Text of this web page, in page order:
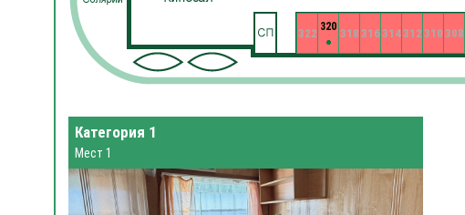
308
310
312
314
316
318
320
322
Категория 1
Мест 1